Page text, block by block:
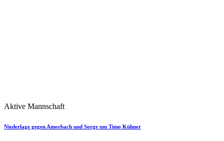
Aktive Mannschaft
Niederlage gegen Amorbach und Sorge um Timo Kühner